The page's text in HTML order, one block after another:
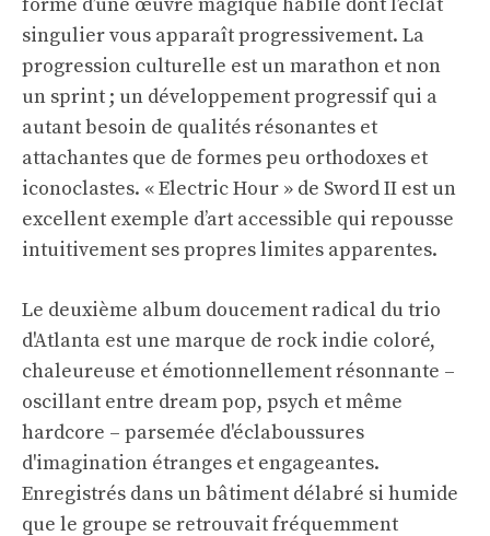
forme d’une œuvre magique habile dont l’éclat
singulier vous apparaît progressivement. La
progression culturelle est un marathon et non
un sprint ; un développement progressif qui a
autant besoin de qualités résonantes et
attachantes que de formes peu orthodoxes et
iconoclastes. « Electric Hour » de Sword II est un
excellent exemple d’art accessible qui repousse
intuitivement ses propres limites apparentes.
Le deuxième album doucement radical du trio
d'Atlanta est une marque de rock indie coloré,
chaleureuse et émotionnellement résonnante –
oscillant entre dream pop, psych et même
hardcore – parsemée d'éclaboussures
d'imagination étranges et engageantes.
Enregistrés dans un bâtiment délabré si humide
que le groupe se retrouvait fréquemment